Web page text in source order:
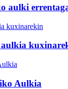
aulki
aulkia
Aulkia